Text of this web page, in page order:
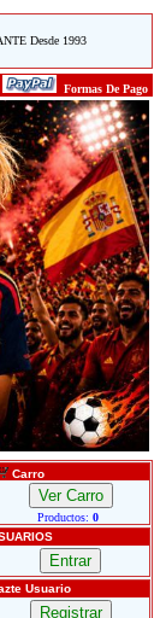
Desde 1993
Formas De Pago
Carro
Productos: 0
Usuario